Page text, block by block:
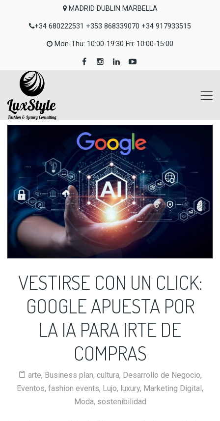
MADRID DUBLIN MARBELLA
+34 680222531 +353 868339070 +34 917933515
Mon-Thu: 10:00-19:30 Fri: 10:00-15:00
VESTIRSE CON UN CLICK:
GOOGLE APUESTA POR
LA IA PARA IRTE DE
COMPRAS
arte, Business plan, cultura, Desarrollo de Negocio,
Eventos, fashion events, Lujo, luxury, Marketing Digital,
Moda, sostenibilidad